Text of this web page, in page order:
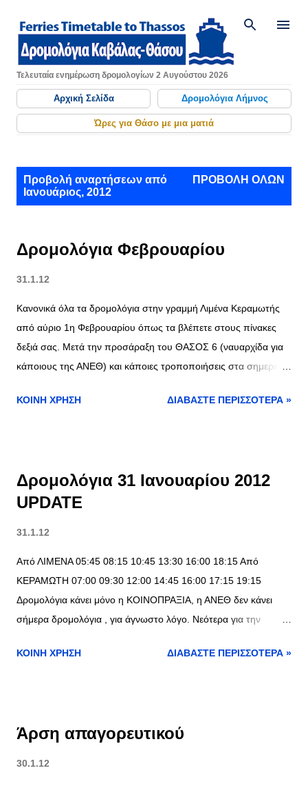
Μετάβαση στο κύριο περιεχόμενο
Τελευταία ενημέρωση δρομολογίων 2 Αυγούστου 2026
Αρχική Σελίδα Δρομολόγια Λήμνος
Ώρες για Θάσο με μια ματιά
Προβολή αναρτήσεων από
Ιανουάριος, 2012
ΠΡΟΒΟΛΉ ΌΛΩΝ
Δρομολόγια Φεβρουαρίου
31.1.12
Κανονικά όλα τα δρομολόγια στην γραμμή Λιμένα Κεραμωτής
από αύριο 1η Φεβρουαρίου όπως τα βλέπετε στους πίνακες
δεξιά σας. Μετά την προσάραξη του ΘΑΣΟΣ 6 (ναυαρχίδα για
κάποιους της ΑΝΕΘ) και κάποιες τροποποιήσεις στα σημερινά
της ΑΝΕΘ θα τα κάνει το ΘΑΣΟΣ 1.
ΚΟΙΝΉ ΧΡΉΣΗ ΔΙΑΒΆΣΤΕ ΠΕΡΙΣΣΌΤΕΡΑ »
Δρομολόγια 31 Ιανουαρίου 2012
UPDATE
31.1.12
Από ΛΙΜΕΝΑ 05:45 08:15 10:45 13:30 16:00 18:15 Από
ΚΕΡΑΜΩΤΗ 07:00 09:30 12:00 14:45 16:00 17:15 19:15
Δρομολόγια κάνει μόνο η ΚΟΙΝΟΠΡΑΞΙΑ, η ΑΝΕΘ δεν κάνει
σήμερα δρομολόγια , για άγνωστο λόγο. Νεότερα για την
ΚΟΙΝΉ ΧΡΉΣΗ
ΔΙΑΒΆΣΤΕ ΠΕΡΙΣΣΌΤΕΡΑ »
Άρση απαγορευτικού
30.1.12